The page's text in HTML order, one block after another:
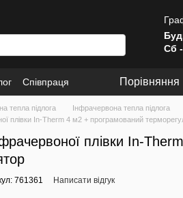
Сб
Співпраця
Порівняння
тепла підлога Інфрачервона тепла підлога
плівки In-Therm 4 м2 + програмований
плівки In-
761361 Написати відгук